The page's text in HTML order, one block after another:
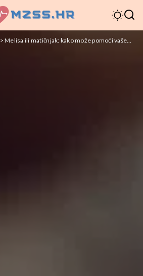
>Melisa ili matičnjak: kako može pomoći vašem zdravlju?